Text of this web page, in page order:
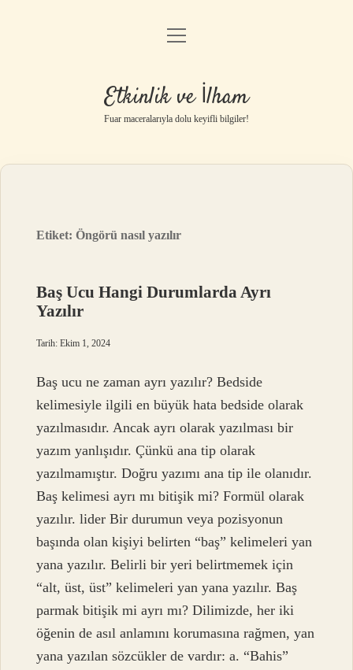
Anasayfa
Gizlilik Politikası
Yasal Uyarı
menüyü
Etkinlik ve İlham
Fuar maceralarıyla dolu keyifli bilgiler!
Etiket:Öngörü nasıl yazılır
Baş Ucu Hangi Durumlarda Ayrı
Yazılır
Tarih: Ekim 1, 2024
Baş ucu ne zaman ayrı yazılır? Bedside
kelimesiyle ilgili en büyük hata bedside olarak
yazılmasıdır. Ancak ayrı olarak yazılması bir
yazım yanlışıdır. Çünkü ana tip olarak
yazılmamıştır. Doğru yazımı ana tip ile olanıdır.
Baş kelimesi ayrı mı bitişik mi? Formül olarak
yazılır. lider Bir durumun veya pozisyonun
başında olan kişiyi belirten “baş” kelimeleri yan
yana yazılır. Belirli bir yeri belirtmemek için
“alt, üst, üst” kelimeleri yan yana yazılır. Baş
parmak bitişik mi ayrı mı? Dilimizde, her iki
öğenin de asıl anlamını korumasına rağmen, yan
yana yazılan sözcükler de vardır: a. “Bahis”